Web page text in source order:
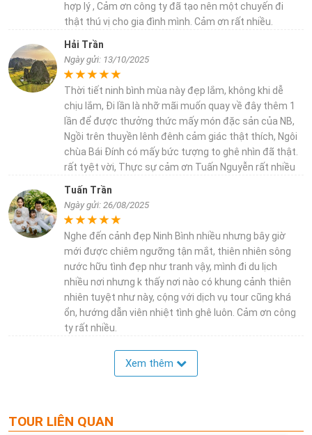
hợp lý , Cảm ơn công ty đã tạo nên một chuyến đi
thật thú vị cho gia đình mình. Cảm ơn rất nhiều.
Hải Trần
Ngày gửi: 13/10/2025
Thời tiết ninh bình mùa này đẹp lắm, không khi dễ
chịu lắm, Đi lần là nhỡ mãi muốn quay về đây thêm 1
lần để được thưởng thức mấy món đặc sản của NB,
Ngồi trên thuyền lênh đênh cảm giác thật thích, Ngôi
chùa Bái Đính có mấy bức tượng to ghê nhìn đã thật.
rất tyệt vời, Thực sự cảm ơn Tuấn Nguyễn rất nhiều
Tuấn Trần
Ngày gửi: 26/08/2025
Nghe đến cảnh đẹp Ninh Bình nhiều nhưng bây giờ
mới được chiêm ngưỡng tận mắt, thiên nhiên sông
nước hữu tình đẹp như tranh vậy, mình đi du lịch
nhiều nơi nhưng k thấy nơi nào có khung cảnh thiên
nhiên tuyệt như này, cộng với dịch vụ tour cũng khá
ổn, hướng dẫn viên nhiệt tình ghê luôn. Cảm ơn công
ty rất nhiều.
Xem thêm
TOUR LIÊN QUAN